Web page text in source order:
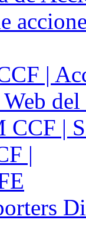
|
CCF |
|